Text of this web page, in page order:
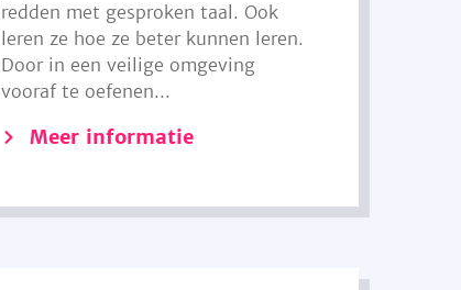
redden met gesproken taal. Ook
leren ze hoe ze beter kunnen leren.
Door in een veilige omgeving
vooraf te oefenen...
Meer informatie